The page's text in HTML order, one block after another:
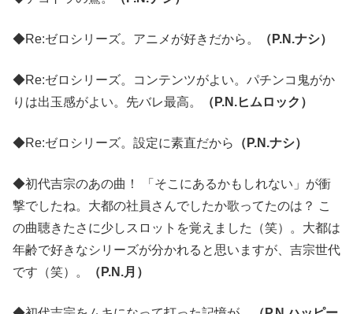
◆Re:ゼロシリーズ。アニメが好きだから。 （P.N.ナシ）
◆Re:ゼロシリーズ。コンテンツがよい。パチンコ鬼がか
りは出玉感がよい。先バレ最高。
（P.N.ヒムロック）
◆Re:ゼロシリーズ。設定に素直だから （P.N.ナシ）
◆初代吉宗のあの曲！ 「そこにあるかもしれない」が衝
撃でしたね。大都の社員さんでしたか歌ってたのは？ こ
の曲聴きたさに少しスロットを覚えました（笑）。大都は
年齢で好きなシリーズが分かれると思いますが、吉宗世代
です（笑）。
（P.N.月）